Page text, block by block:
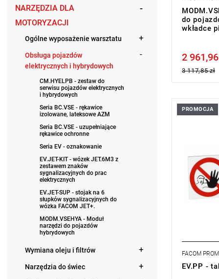
NARZĘDZIA DLA
MOTORYZACJI
Ogólne wyposażenie warsztatu
Obsługa pojazdów
elektrycznych i hybrydowych
CM.HYELPB - zestaw do
serwisu pojazdów elektrycznych
i hybrydowych
Seria BC.VSE - rękawice
izolowane, lateksowe AZM
Seria BC.VSE - uzupełniające
rękawice ochronne
Seria EV - oznakowanie
EV.JET-KIT - wózek JET.6M3 z
zestawem znaków
sygnalizacyjnych do prac
elektrycznych
EV.JET-SUP - stojak na 6
słupków sygnalizacyjnych do
wózka FACOM JET+.
MODM.VSEHYA - Moduł
narzędzi do pojazdów
hybrydowych
Wymiana oleju i filtrów
Narzędzia do świec
do
wkładce
Price tax
2
3 117,85 zł
Wymiary
PROMOCJA
FACOM
EV.PP -